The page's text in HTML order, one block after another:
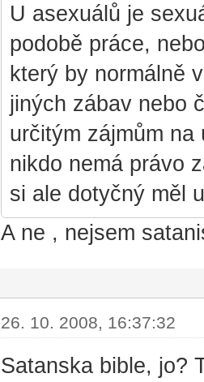
U asexuálů je
podobě práce,
který by normálně
jiných zábav nebo
určitým zájmům
nikdo nemá právo
si ale dotyčný měl
A ne , nejsem
26. 10. 2008, 16:37:32
Satanska bible, jo?